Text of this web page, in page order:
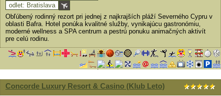
odlet: Bratislava
Obľúbený rodinný rezort pri jednej z najkrajších pláží Severného Cypru v
oblasti Bafra. Hotel ponúka kvalitné služby, vynikajúcu gastronómiu,
moderné wellness a SPA centrum a pestrú ponuku animačných aktivít
pre celú rodinu.
Concorde Luxury Resort & Casino (Klub Leto)